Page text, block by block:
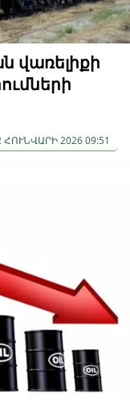
վառելիքի
ՀՈՒՆՎԱՐԻ 2026 09:51